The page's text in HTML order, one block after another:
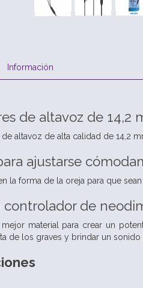
Información
de altavoz de 14,2
altavoz de alta calidad de 14,2
ajustarse
la forma de la oreja para que
controlador de
material para crear un
de los graves y brindar un